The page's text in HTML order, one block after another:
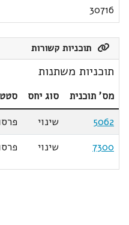
30716
תוכניות קשורות
תוכניות משתנות
מס' תוכנית סוג יחס
5062
שינוי
7300
שינוי